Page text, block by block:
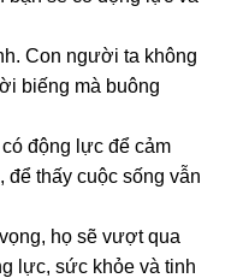
Con người ta không
biếng mà buông
động lực để cảm
để thấy cuộc sống vẫn
họ sẽ vượt qua
lực, sức khỏe và tinh